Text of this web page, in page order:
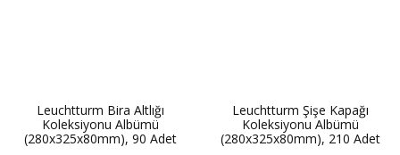
Leuchtturm Bira Altlığı
Koleksiyonu Albümü
(280x325x80mm), 90 Adet
Leuchtturm Şişe Kapağı
Koleksiyonu Albümü
(280x325x80mm), 210 Adet